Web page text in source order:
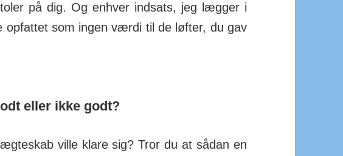
på dig. Og en­hver ind­sats, jeg lægger i
op­fattet som ingen værdi til de løfter, du gav
eller ikke godt?
ville klare sig? Tror du at sådan en